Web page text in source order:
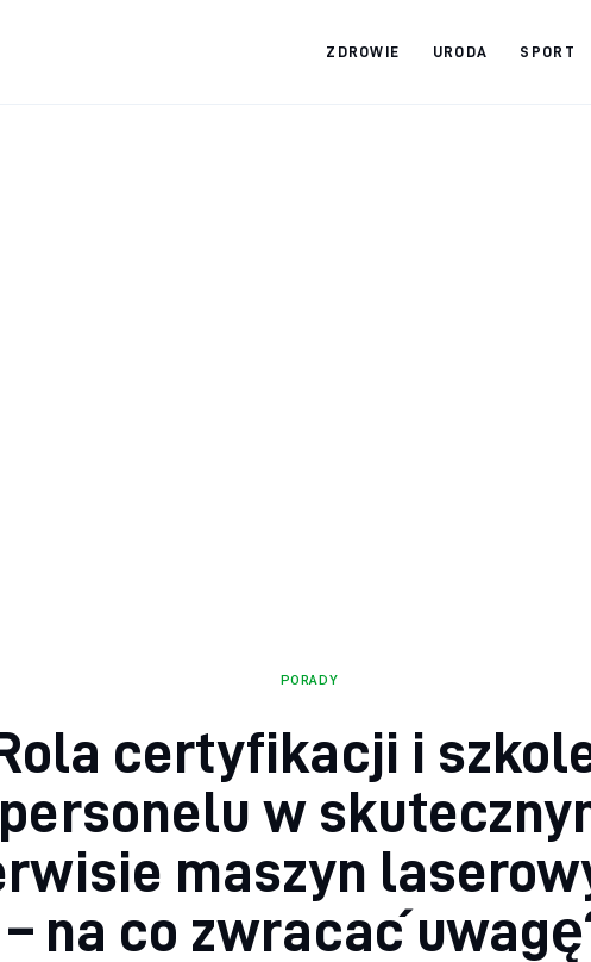
ZDROWIE URODA SPORT
PORADY
certyfikacji i
personelu w
maszyn
– na co zwracać